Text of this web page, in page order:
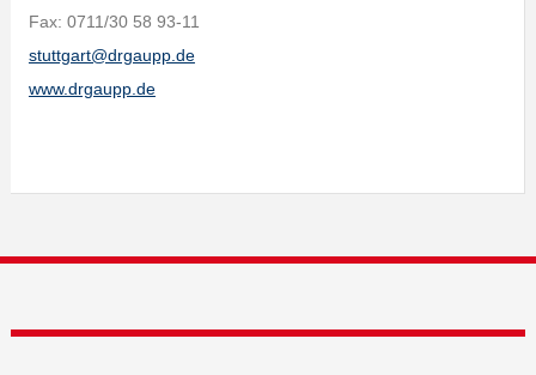
Fax: 0711/30 58 93-11
stuttgart@drgaupp.de
www.drgaupp.de